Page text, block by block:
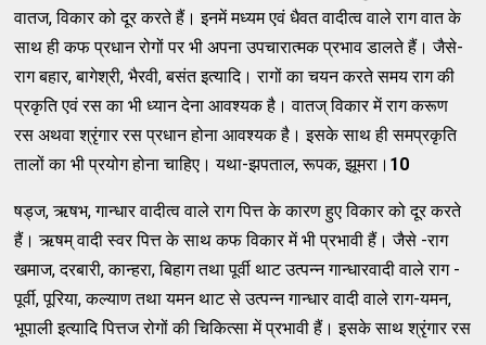
वातज, विकार को दूर करते हैं। इनमें मध्यम एवं धैवत वादीत्व वाले राग वात के
साथ ही कफ प्रधान रोगों पर भी अपना उपचारात्मक प्रभाव डालते हैं। जैसे-
राग बहार, बागेश्री, भैरवी, बसंत इत्यादि। रागों का चयन करते समय राग की
प्रकृति एवं रस का भी ध्यान देना आवश्यक है। वातज् विकार में राग करूण
रस अथवा श्रृंगार रस प्रधान होना आवश्यक है। इसके साथ ही समप्रकृति
तालों का भी प्रयोग होना चाहिए। यथा-झपताल, रूपक, झूमरा। 10
षड्ज, ऋषभ, गान्धार वादीत्व वाले राग पित्त के कारण हुए विकार को दूर करते
हैं। ऋषम् वादी स्वर पित्त के साथ कफ विकार में भी प्रभावी हैं। जैसे -राग
खमाज, दरबारी, कान्हरा, बिहाग तथा पूर्वी थाट उत्पन्न गान्धारवादी वाले राग -
पूर्वी, पूरिया, कल्याण तथा यमन थाट से उत्पन्न गान्धार वादी वाले राग-यमन,
भूपाली इत्यादि पित्तज रोगों की चिकित्सा में प्रभावी हैं। इसके साथ श्रृंगार रस